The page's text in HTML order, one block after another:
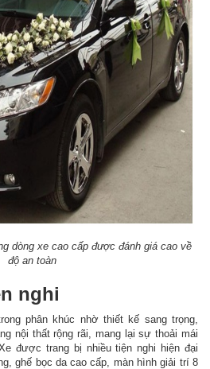
dòng xe cao cấp được đánh giá cao về
độ an toàn
nghi
phân khúc nhờ thiết kế sang trọng,
nội thất rộng rãi, mang lại sự thoải mái
được trang bị nhiều tiện nghi hiện đại
ghế bọc da cao cấp, màn hình giải trí 8